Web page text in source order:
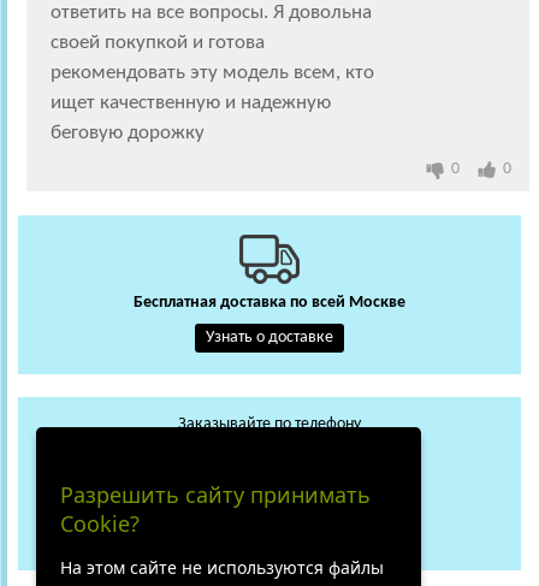
ответить на все вопросы. Я довольна
своей покупкой и готова
рекомендовать эту модель всем, кто
ищет качественную и надежную
беговую дорожку
0 0
Бесплатная доставка по всей Москве
Узнать о доставке
Заказывайте по телефону
+7 (919) 018-29-56
Разрешить сайту принимать
Cookie?
На этом сайте не используются файлы